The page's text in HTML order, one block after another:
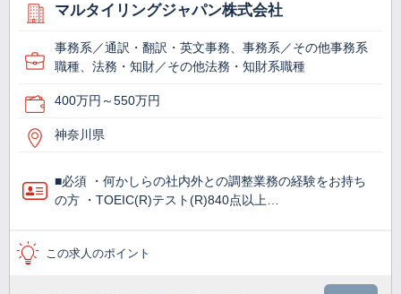
マルタイリングジャパン株式会社
事務系／通訳・翻訳・英文事務、事務系／その他事務系
職種、法務・知財／その他法務・知財系職種
400万円～550万円
神奈川県
■必須 ・何かしらの社内外との調整業務の経験をお持ち
の方 ・TOEIC(R)テスト(R)840点以上…
この求人のポイント